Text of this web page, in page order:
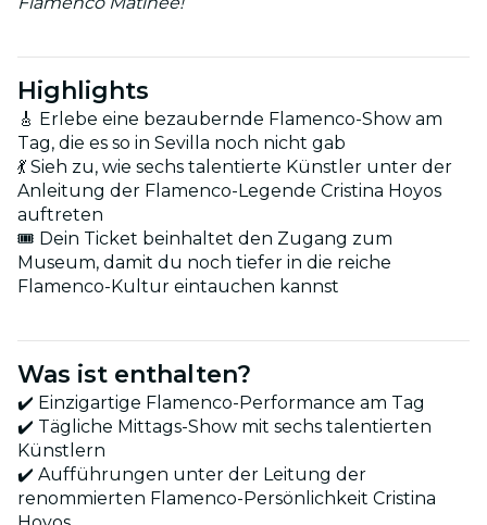
Highlights
🎸 Erlebe eine bezaubernde Flamenco-Show am
Tag, die es so in Sevilla noch nicht gab
💃 Sieh zu, wie sechs talentierte Künstler unter der
Anleitung der Flamenco-Legende Cristina Hoyos
auftreten
🎟️ Dein Ticket beinhaltet den Zugang zum
Museum, damit du noch tiefer in die reiche
Flamenco-Kultur eintauchen kannst
Was ist enthalten?
✔️ Einzigartige Flamenco-Performance am Tag
✔️ Tägliche Mittags-Show mit sechs talentierten
Künstlern
✔️ Aufführungen unter der Leitung der
renommierten Flamenco-Persönlichkeit Cristina